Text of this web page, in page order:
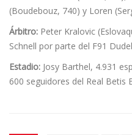
(Boudebouz, 740) y Loren
Árbitro: Peter Kralovic
Schnell por parte del F91
Estadio: Josy Barthel, 4.931
600 seguidores del Real Betis